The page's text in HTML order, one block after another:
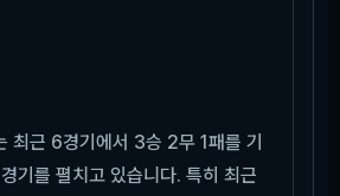
최근 6경기에서 3승 2무 1패를 기
기를 펼치고 있습니다. 특히 최근